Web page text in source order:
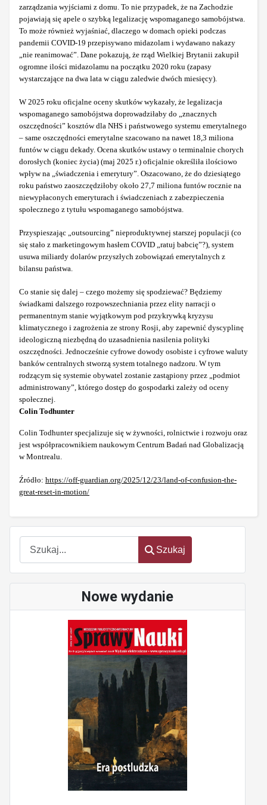
Szukaj
Szukaj
Nowe wydanie
zarządzania wyjściami z domu. To nie przypadek, że na Zachodzie
pojawiają się apele o szybką legalizację wspomaganego samobójstwa.
To może również wyjaśniać, dlaczego w domach opieki podczas
pandemii COVID-19 przepisywano midazolam i wydawano nakazy
„nie reanimować”. Dane pokazują, że rząd Wielkiej Brytanii zakupił
ogromne ilości midazolamu na początku 2020 roku (zapasy
wystarczające na dwa lata w ciągu zaledwie dwóch miesięcy).
W 2025 roku oficjalne oceny skutków wykazały, że legalizacja
wspomaganego samobójstwa doprowadziłaby do „znacznych
oszczędności” kosztów dla NHS i państwowego systemu emerytalnego
– same oszczędności emerytalne szacowano na nawet 18,3 miliona
funtów w ciągu dekady. Ocena skutków ustawy o terminalnie chorych
dorosłych (koniec życia) (maj 2025 r.) oficjalnie określiła ilościowo
wpływ na „świadczenia i emerytury”. Oszacowano, że do dziesiątego
roku państwo zaoszczędziłoby około 27,7 miliona funtów rocznie na
niewypłaconych emeryturach i świadczeniach z zabezpieczenia
społecznego z tytułu wspomaganego samobójstwa.
Przyspieszając „outsourcing” nieproduktywnej starszej populacji (co
się stało z marketingowym hasłem COVID „ratuj babcię”?), system
usuwa miliardy dolarów przyszłych zobowiązań emerytalnych z
bilansu państwa.
Co stanie się dalej – czego możemy się spodziewać? Będziemy
świadkami dalszego rozpowszechniania przez elity narracji o
permanentnym stanie wyjątkowym pod przykrywką kryzysu
klimatycznego i zagrożenia ze strony Rosji, aby zapewnić dyscyplinę
ideologiczną niezbędną do uzasadnienia nasilenia polityki
oszczędności. Jednocześnie cyfrowe dowody osobiste i cyfrowe waluty
banków centralnych stworzą system totalnego nadzoru. W tym
rodzącym się systemie obywatel zostanie zastąpiony przez „podmiot
administrowany”, którego dostęp do gospodarki zależy od oceny
społecznej.
Colin Todhunter
Colin Todhunter specjalizuje się w żywności, rolnictwie i rozwoju oraz
jest współpracownikiem naukowym Centrum Badań nad Globalizacją
w Montrealu.
Źródło: https://off-guardian.org/2025/12/23/land-of-confusion-the-
great-reset-in-motion/